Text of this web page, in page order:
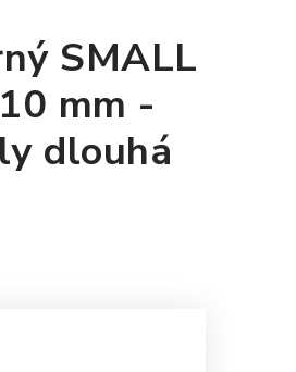
SMALL
mm -
dlouhá